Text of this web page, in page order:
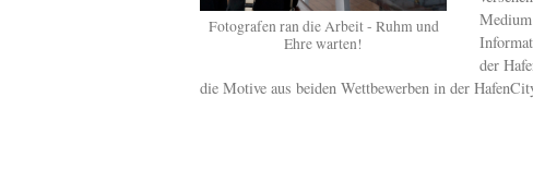
Fotografen ran die Arbeit - Ruhm und
Ehre warten!
der
die Motive aus beiden Wettbewerben in der